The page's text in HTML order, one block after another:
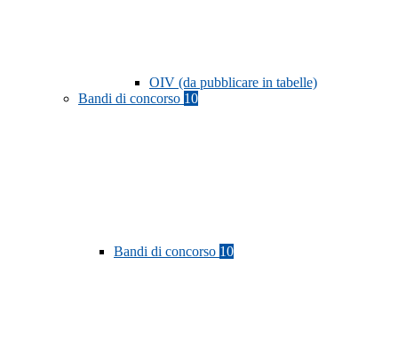
OIV (da pubblicare in tabelle)
Bandi di concorso 10
Bandi di concorso 10